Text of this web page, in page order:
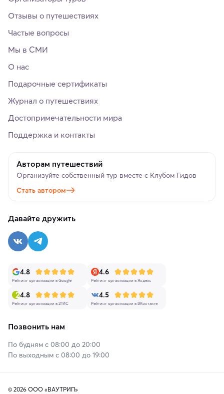
Отзывы о путешествиях
Частые вопросы
Мы в СМИ
О нас
Подарочные сертификаты
Журнал о путешествиях
Достопримечательности мира
Поддержка и контакты
Авторам путешествий
Организуйте собственный тур вместе с Клубом Гидов
Стать автором
Давайте дружить
4.8
Рейтинг организации в Google
4.6
Рейтинг организации в Яндекс
4.8
Рейтинг организации в 2ГИС
4.5
Рейтинг организации в ВКонтакте
Позвонить нам
По будням с 08:00 до 20:00
По выходным с 08:00 до 19:00
© 2026 ООО «ВАУТРИП»